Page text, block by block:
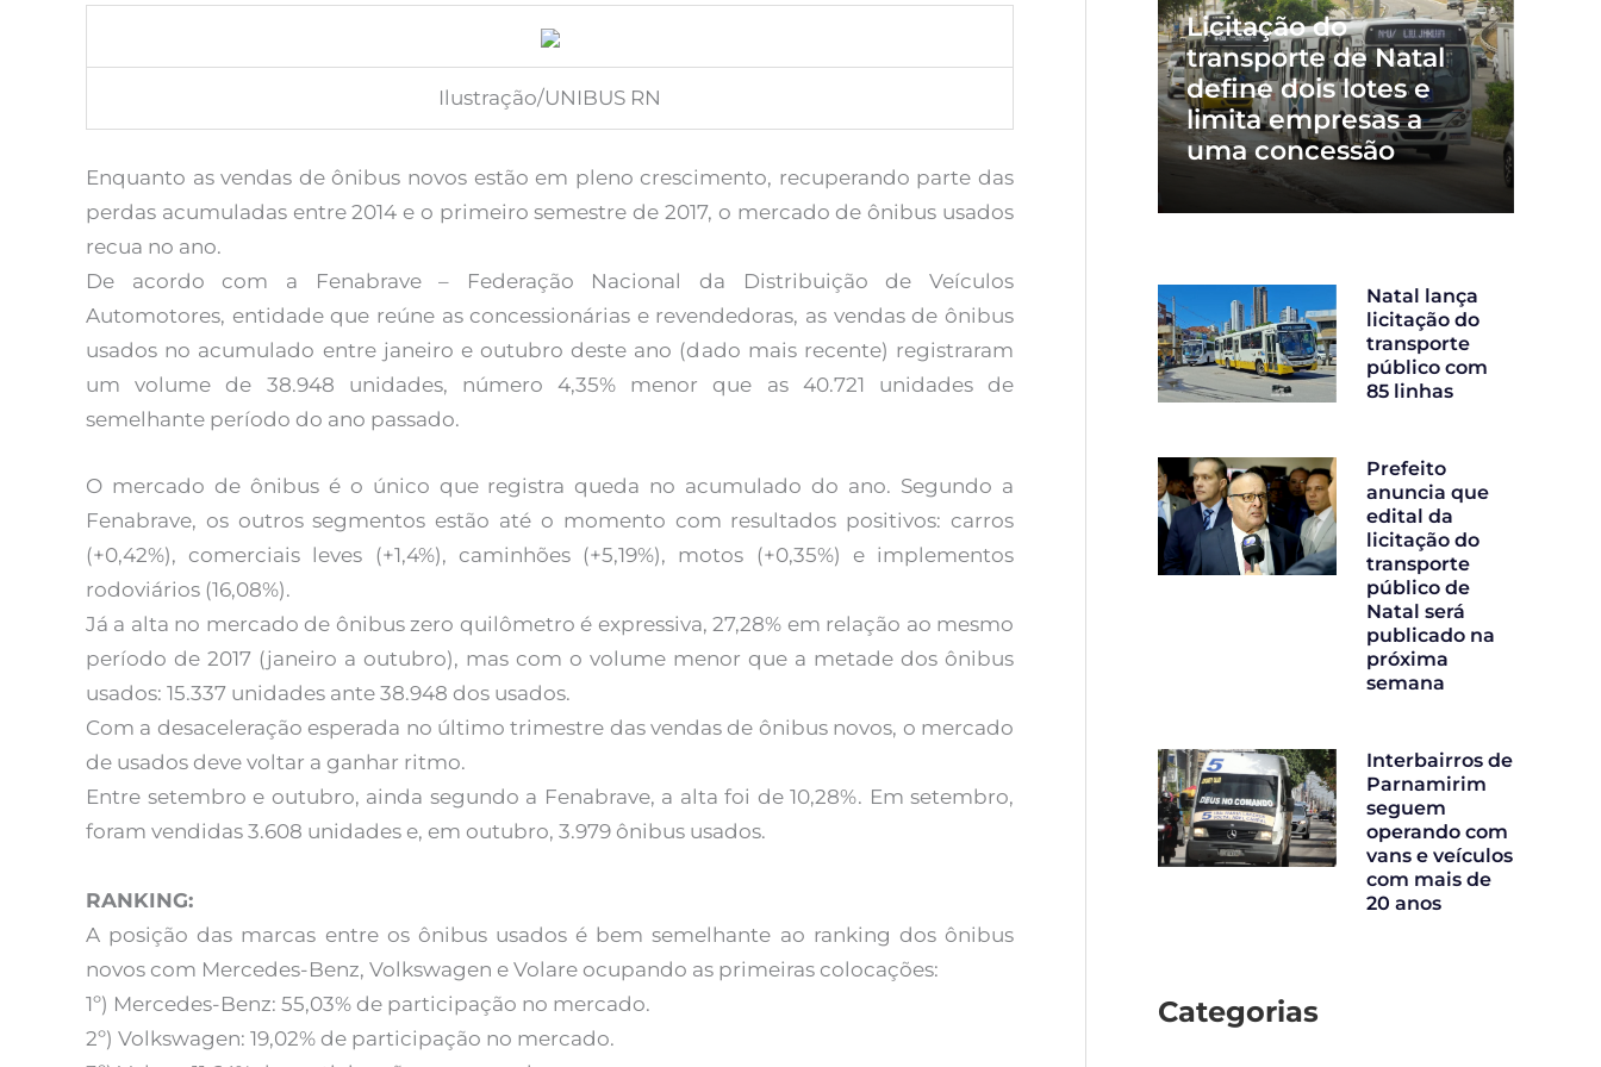
Ilustração/UNIBUS RN
Enquanto as vendas de ônibus novos estão em pleno crescimento, recuperando parte das
perdas acumuladas entre 2014 e o primeiro semestre de 2017, o mercado de ônibus usados
recua no ano.
De acordo com a Fenabrave – Federação Nacional da Distribuição de Veículos
Automotores, entidade que reúne as concessionárias e revendedoras, as vendas de ônibus
usados no acumulado entre janeiro e outubro deste ano (dado mais recente) registraram
um volume de 38.948 unidades, número 4,35% menor que as 40.721 unidades de
semelhante período do ano passado.
O mercado de ônibus é o único que registra queda no acumulado do ano. Segundo a
Fenabrave, os outros segmentos estão até o momento com resultados positivos: carros
(+0,42%), comerciais leves (+1,4%), caminhões (+5,19%), motos (+0,35%) e implementos
rodoviários (16,08%).
Já a alta no mercado de ônibus zero quilômetro é expressiva, 27,28% em relação ao mesmo
período de 2017 (janeiro a outubro), mas com o volume menor que a metade dos ônibus
usados: 15.337 unidades ante 38.948 dos usados.
Com a desaceleração esperada no último trimestre das vendas de ônibus novos, o mercado
de usados deve voltar a ganhar ritmo.
Entre setembro e outubro, ainda segundo a Fenabrave, a alta foi de 10,28%. Em setembro,
foram vendidas 3.608 unidades e, em outubro, 3.979 ônibus usados.
RANKING:
A posição das marcas entre os ônibus usados é bem semelhante ao ranking dos ônibus
novos com Mercedes-Benz, Volkswagen e Volare ocupando as primeiras colocações:
1º) Mercedes-Benz: 55,03% de participação no mercado.
2º) Volkswagen: 19,02% de participação no mercado.
Licitação do
transporte de Natal
define dois lotes e
limita empresas a
uma concessão
Natal lança
licitação do
transporte
público com
85 linhas
Prefeito
anuncia que
edital da
licitação do
transporte
público de
Natal será
publicado na
próxima
semana
Interbairros de
Parnamirim
seguem
operando com
vans e veículos
com mais de
20 anos
Categorias